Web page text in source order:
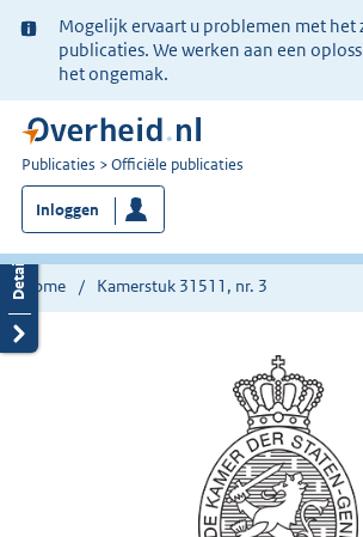
Ter
informatie:
Mogelijk ervaart u problemen met het
publicaties. We werken aan een
het ongemak.
U
bent
nu
hier:
Publicaties Officiële publicaties
Inloggen
Home Kamerstuk 31511, nr. 3